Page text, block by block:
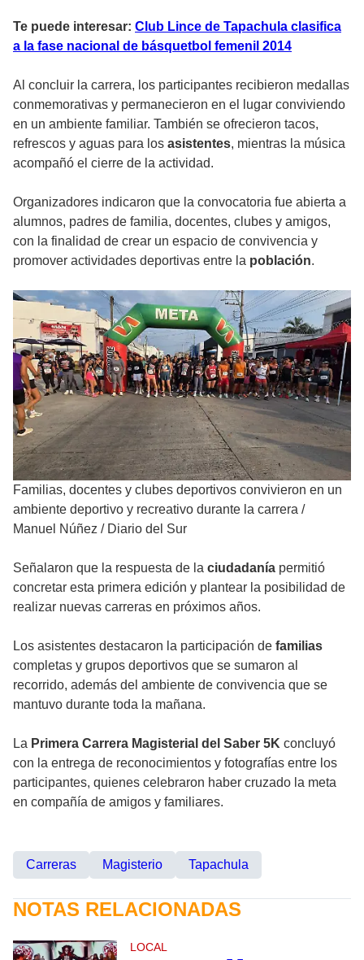
Te puede interesar: Club Lince de Tapachula clasifica
a la fase nacional de básquetbol femenil 2014
Al concluir la carrera, los participantes recibieron medallas
conmemorativas y permanecieron en el lugar conviviendo
en un ambiente familiar. También se ofrecieron tacos,
refrescos y aguas para los asistentes, mientras la música
acompañó el cierre de la actividad.
Organizadores indicaron que la convocatoria fue abierta a
alumnos, padres de familia, docentes, clubes y amigos,
con la finalidad de crear un espacio de convivencia y
promover actividades deportivas entre la población.
Familias, docentes y clubes deportivos convivieron en un
ambiente deportivo y recreativo durante la carrera /
Manuel Núñez / Diario del Sur
Señalaron que la respuesta de la ciudadanía permitió
concretar esta primera edición y plantear la posibilidad de
realizar nuevas carreras en próximos años.
Los asistentes destacaron la participación de familias
completas y grupos deportivos que se sumaron al
recorrido, además del ambiente de convivencia que se
mantuvo durante toda la mañana.
La Primera Carrera Magisterial del Saber 5K concluyó
con la entrega de reconocimientos y fotografías entre los
participantes, quienes celebraron haber cruzado la meta
en compañía de amigos y familiares.
Carreras Magisterio Tapachula
NOTAS RELACIONADAS
LOCAL